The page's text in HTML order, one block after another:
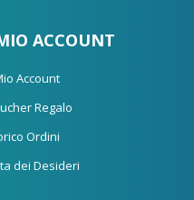
ACCOUNT
Account
Regalo
Ordini
dei Desideri